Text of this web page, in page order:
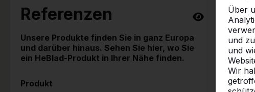
Über
und
und
Wir
Referenzen
Unsere Produkte finden Sie in ganz Europa
und darüber hinaus. Sehen Sie hier, wo Sie
ein HeBlad-Produkt in Ihrer Nähe finden.
Produkt